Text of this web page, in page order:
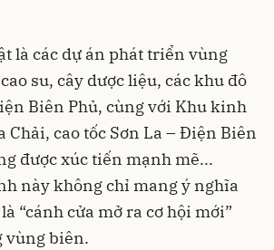
là các dự án phát triển vùng
su, cây dược liệu, các khu đô
Biên Phủ, cùng với Khu kinh
Chải, cao tốc Sơn La – Điện Biên
được xúc tiến mạnh mẽ...
này không chỉ mang ý nghĩa
“cánh cửa mở ra cơ hội mới”
vùng biên.